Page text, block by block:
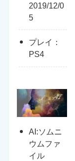
2019/12/0
5
プレイ：
PS4
AI:ソムニ
ウムファ
イル